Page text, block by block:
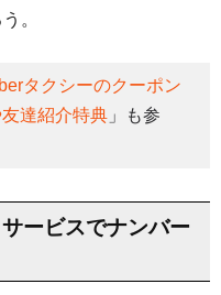
。
タクシーのクーポン
達紹介特典 」も参
ービスでナンバー